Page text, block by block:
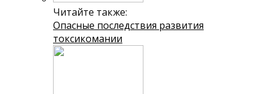
Читайте также:
Опасные последствия развития
токсикомании